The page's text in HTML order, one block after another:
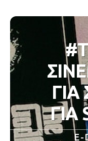
ΓΙΑ
ΓΙΑ
E-